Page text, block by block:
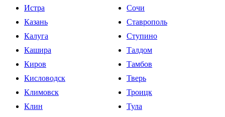
Истра
Казань
Калуга
Кашира
Киров
Кисловодск
Климовск
Клин
Сочи
Ставрополь
Ступино
Талдом
Тамбов
Тверь
Троицк
Тула